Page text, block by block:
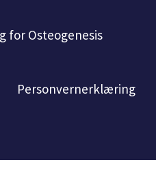
for Osteogenesis
Personvernerklæring